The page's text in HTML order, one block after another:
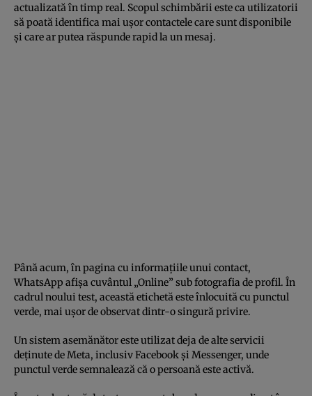
actualizată în timp real. Scopul schimbării este ca utilizatorii
să poată identifica mai ușor contactele care sunt disponibile
și care ar putea răspunde rapid la un mesaj.
Până acum, în pagina cu informațiile unui contact,
WhatsApp afișa cuvântul „Online” sub fotografia de profil. În
cadrul noului test, această etichetă este înlocuită cu punctul
verde, mai ușor de observat dintr-o singură privire.
Un sistem asemănător este utilizat deja de alte servicii
deținute de Meta, inclusiv Facebook și Messenger, unde
punctul verde semnalează că o persoană este activă.